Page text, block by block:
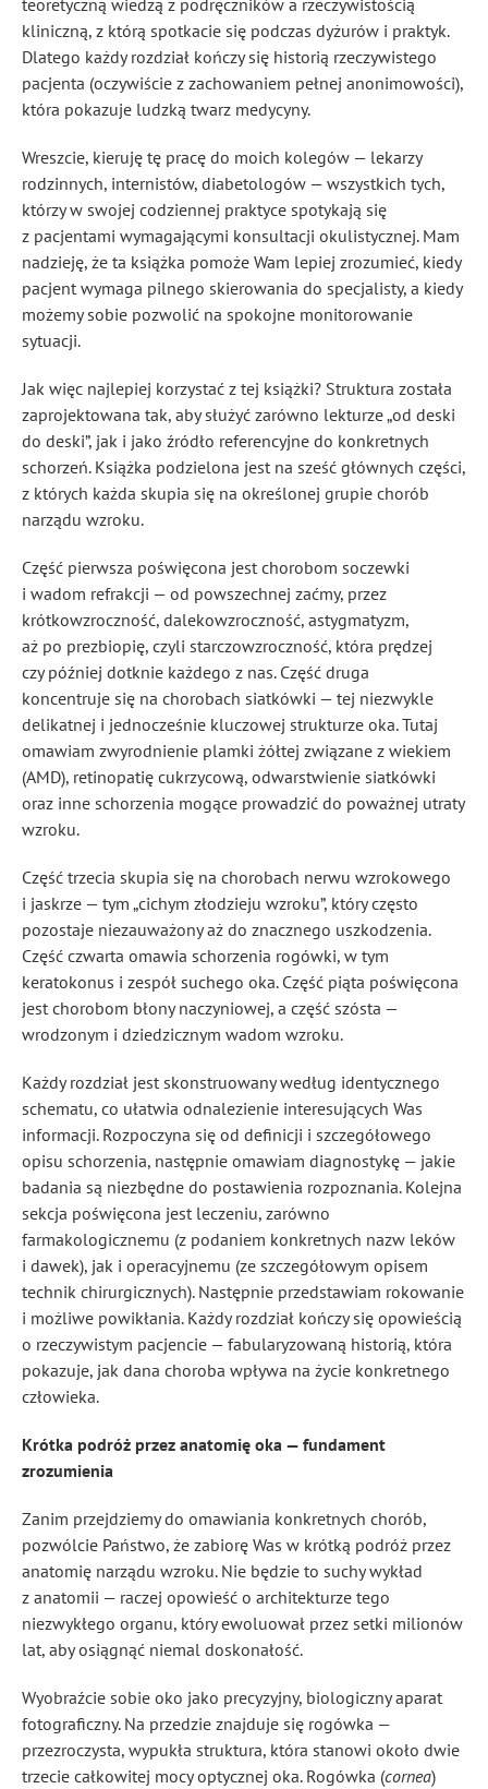
teoretyczną wiedzą z podręczników a rzeczywistością
kliniczną, z którą spotkacie się podczas dyżurów i praktyk.
Dlatego każdy rozdział kończy się historią rzeczywistego
pacjenta (oczywiście z zachowaniem pełnej anonimowości),
która pokazuje ludzką twarz medycyny.
Wreszcie, kieruję tę pracę do moich kolegów — lekarzy
rodzinnych, internistów, diabetologów — wszystkich tych,
którzy w swojej codziennej praktyce spotykają się
z pacjentami wymagającymi konsultacji okulistycznej. Mam
nadzieję, że ta książka pomoże Wam lepiej zrozumieć, kiedy
pacjent wymaga pilnego skierowania do specjalisty, a kiedy
możemy sobie pozwolić na spokojne monitorowanie
sytuacji.
Jak więc najlepiej korzystać z tej książki? Struktura została
zaprojektowana tak, aby służyć zarówno lekturze „od deski
do deski”, jak i jako źródło referencyjne do konkretnych
schorzeń. Książka podzielona jest na sześć głównych części,
z których każda skupia się na określonej grupie chorób
narządu wzroku.
Część pierwsza poświęcona jest chorobom soczewki
i wadom refrakcji — od powszechnej zaćmy, przez
krótkowzroczność, dalekowzroczność, astygmatyzm,
aż po prezbiopię, czyli starczowzroczność, która prędzej
czy później dotknie każdego z nas. Część druga
koncentruje się na chorobach siatkówki — tej niezwykle
delikatnej i jednocześnie kluczowej strukturze oka. Tutaj
omawiam zwyrodnienie plamki żółtej związane z wiekiem
(AMD), retinopatię cukrzycową, odwarstwienie siatkówki
oraz inne schorzenia mogące prowadzić do poważnej utraty
wzroku.
Część trzecia skupia się na chorobach nerwu wzrokowego
i jaskrze — tym „cichym złodzieju wzroku”, który często
pozostaje niezauważony aż do znacznego uszkodzenia.
Część czwarta omawia schorzenia rogówki, w tym
keratokonus i zespół suchego oka. Część piąta poświęcona
jest chorobom błony naczyniowej, a część szósta —
wrodzonym i dziedzicznym wadom wzroku.
Każdy rozdział jest skonstruowany według identycznego
schematu, co ułatwia odnalezienie interesujących Was
informacji. Rozpoczyna się od definicji i szczegółowego
opisu schorzenia, następnie omawiam diagnostykę — jakie
badania są niezbędne do postawienia rozpoznania. Kolejna
sekcja poświęcona jest leczeniu, zarówno
farmakologicznemu (z podaniem konkretnych nazw leków
i dawek), jak i operacyjnemu (ze szczegółowym opisem
technik chirurgicznych). Następnie przedstawiam rokowanie
i możliwe powikłania. Każdy rozdział kończy się opowieścią
o rzeczywistym pacjencie — fabularyzowaną historią, która
pokazuje, jak dana choroba wpływa na życie konkretnego
człowieka.
Krótka podróż przez anatomię oka — fundament
zrozumienia
Zanim przejdziemy do omawiania konkretnych chorób,
pozwólcie Państwo, że zabiorę Was w krótką podróż przez
anatomię narządu wzroku. Nie będzie to suchy wykład
z anatomii — raczej opowieść o architekturze tego
niezwykłego organu, który ewoluował przez setki milionów
lat, aby osiągnąć niemal doskonałość.
Wyobraźcie sobie oko jako precyzyjny, biologiczny aparat
fotograficzny. Na przedzie znajduje się rogówka —
przezroczysta, wypukła struktura, która stanowi około dwie
trzecie całkowitej mocy optycznej oka. Rogówka (cornea)